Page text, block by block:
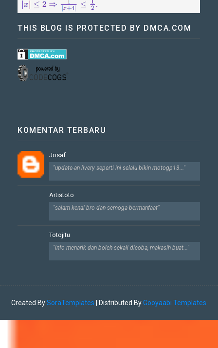
THIS BLOG IS PROTECTED BY DMCA.COM
KOMENTAR TERBARU
Josaf
"update-an livery seperti ini selalu bikin motogp13..."
Artistoto
"salam kenal bro dan semoga bermanfaat"
Totojitu
"info menarik dan boleh sekali dicoba, makasih buat..."
Created BySoraTemplates | Distributed ByGooyaabi Templates